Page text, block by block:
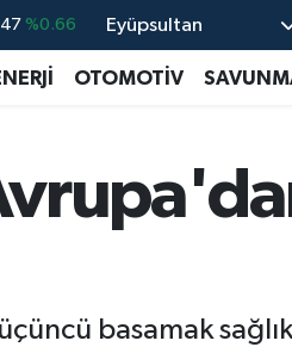
%0.05
%0.18
%0
Eyüpsultan
OTOMOTİV
basamak sağlık